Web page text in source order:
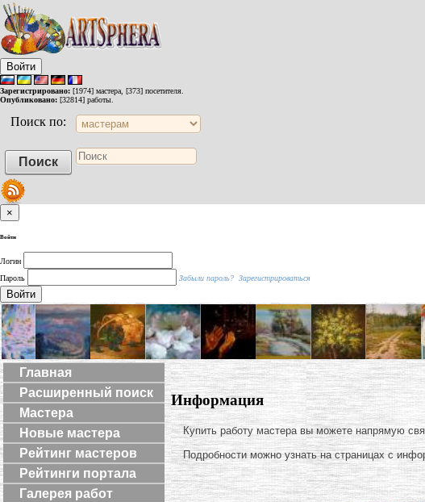
Войти
Зарегистрировано: [1974] мастера, [373] посетителя.
Опубликовано: [32814] работы.
Поиск по:
×
Войти
Логин
Пароль
Забыли пароль? Зарегистрироваться
Войти
Главная
Расширенный поиск
Мастера
Новые мастера
Рейтинг мастеров
Рейтинги портала
Галерея работ
Информация
Купить работу мастера вы можете напрямую
Подробности можно узнать на страницах с